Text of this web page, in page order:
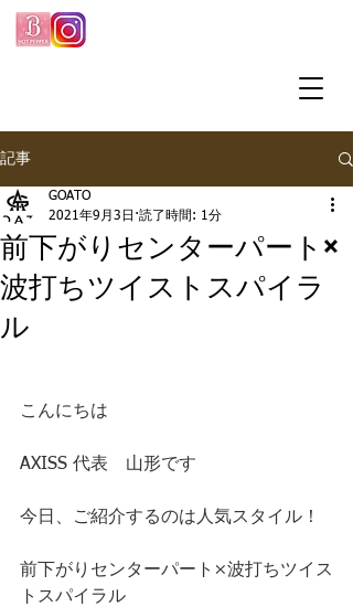
記事
前下がりセンターパート×
波打ちツイストスパイラ
ル
GOATO
2021年9月3日 読了時間: 1分
こんにちは
AXISS 代表　山形です
今日、ご紹介するのは人気スタイル！
前下がりセンターパート×波打ちツイス
トスパイラル